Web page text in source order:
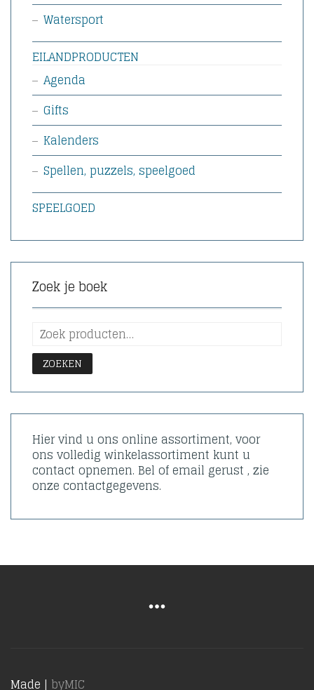
Watersport
EILANDPRODUCTEN
Agenda
Gifts
Kalenders
Spellen, puzzels, speelgoed
SPEELGOED
Zoek je boek
ZOEKEN
Hier vind u ons online assortiment, voor
ons volledig winkelassortiment kunt u
contact opnemen. Bel of email gerust , zie
onze contactgegevens.
Made | byMIC